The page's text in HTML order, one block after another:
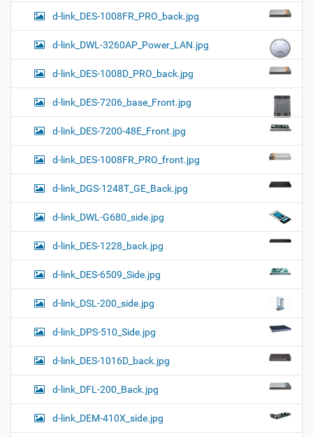
d-link_DES-1008FR_PRO_back.jpg
d-link_DWL-3260AP_Power_LAN.jpg
d-link_DES-1008D_PRO_back.jpg
d-link_DES-7206_base_Front.jpg
d-link_DES-7200-48E_Front.jpg
d-link_DES-1008FR_PRO_front.jpg
d-link_DGS-1248T_GE_Back.jpg
d-link_DWL-G680_side.jpg
d-link_DES-1228_back.jpg
d-link_DES-6509_Side.jpg
d-link_DSL-200_side.jpg
d-link_DPS-510_Side.jpg
d-link_DES-1016D_back.jpg
d-link_DFL-200_Back.jpg
d-link_DEM-410X_side.jpg